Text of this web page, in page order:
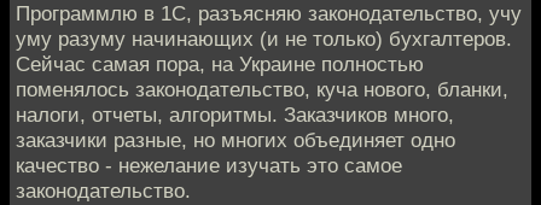
Программлю в 1С, разъясняю законодательство, учу
уму разуму начинающих (и не только) бухгалтеров.
Сейчас самая пора, на Украине полностью
поменялось законодательство, куча нового, бланки,
налоги, отчеты, алгоритмы. Заказчиков много,
заказчики разные, но многих объединяет одно
качество - нежелание изучать это самое
законодательство.